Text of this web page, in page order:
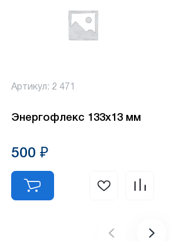
Артикул: 2 471
Энергофлекс 133х13 мм
500 ₽